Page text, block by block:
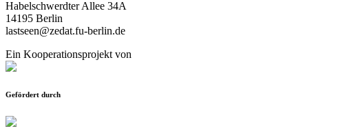
Habelschwerdter Allee 34A
14195 Berlin
lastseen@zedat.fu-berlin.de
Ein Kooperationsprojekt von
Gefördert durch